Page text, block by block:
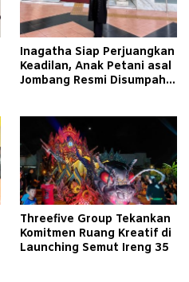
Inagatha Siap Perjuangkan
Keadilan, Anak Petani asal
Jombang Resmi Disumpah
Threefive Group Tekankan
Komitmen Ruang Kreatif di
Launching Semut Ireng 35